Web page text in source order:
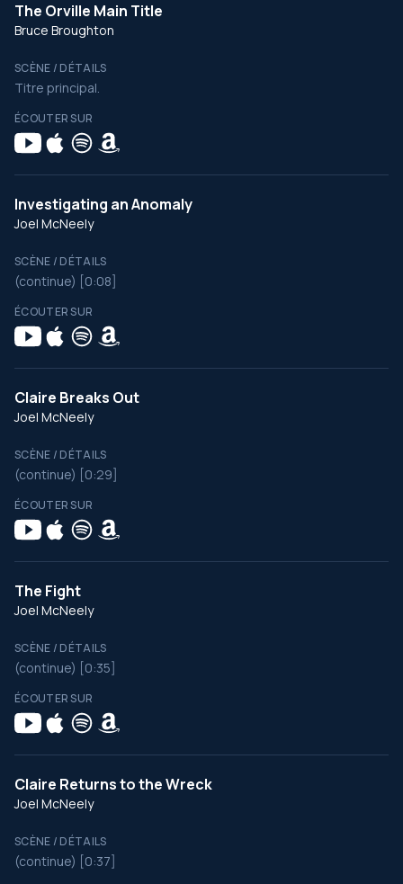
The Orville Main Title
Bruce Broughton
SCÈNE / DÉTAILS
Titre principal.
ÉCOUTER SUR
Investigating an Anomaly
Joel McNeely
SCÈNE / DÉTAILS
(continue) [0:08]
ÉCOUTER SUR
Claire Breaks Out
Joel McNeely
SCÈNE / DÉTAILS
(continue) [0:29]
ÉCOUTER SUR
The Fight
Joel McNeely
SCÈNE / DÉTAILS
(continue) [0:35]
ÉCOUTER SUR
Claire Returns to the Wreck
Joel McNeely
SCÈNE / DÉTAILS
(continue) [0:37]